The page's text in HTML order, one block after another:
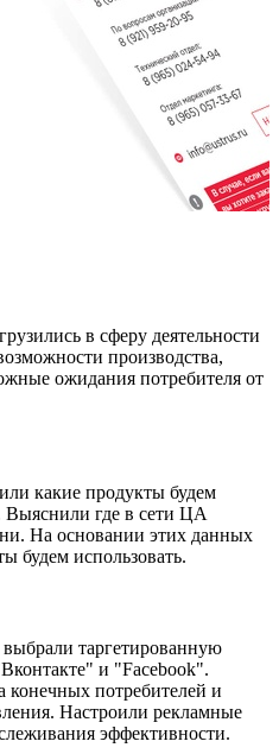
в сферу деятельности
производства,
ожидания потребителя от
какие продукты будем
Выяснили где в сети ЦА
На основании этих данных
будем использовать.
таргетированную
и "Facebook".
конечных потребителей и
Настроили рекламные
эффективности.